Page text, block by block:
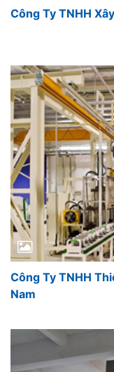
Công Ty TNHH
Công Ty TNHH
Nam